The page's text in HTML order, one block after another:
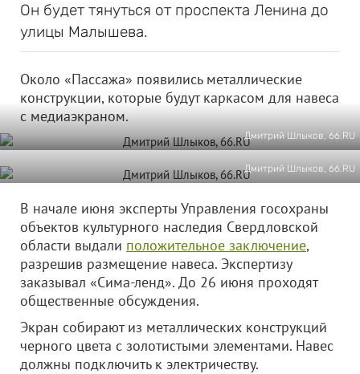
Он будет тянуться от проспекта Ленина до
улицы Малышева.
Около «Пассажа» появились металлические
конструкции, которые будут каркасом для навеса
с медиаэкраном.
Дмитрий Шлыков, 66.RU
Дмитрий Шлыков, 66.RU
В начале июня эксперты Управления госохраны
объектов культурного наследия Свердловской
области выдали положительное заключение,
разрешив размещение навеса. Экспертизу
заказывал «Сима-ленд». До 26 июня проходят
общественные обсуждения.
Экран собирают из металлических конструкций
черного цвета с золотистыми элементами. Навес
должны подключить к электричеству.